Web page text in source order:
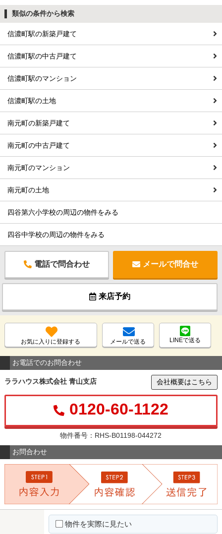
類似の条件から検索
信濃町駅の新築戸建て
信濃町駅の中古戸建て
信濃町駅のマンション
信濃町駅の土地
南元町の新築戸建て
南元町の中古戸建て
南元町のマンション
南元町の土地
四谷第六小学校の周辺の物件をみる
四谷中学校の周辺の物件をみる
電話で問合わせ メールで問合せ
来店予約
お気に入りに登録する メールで送る LINEで送る
お電話でのお問合わせ
ララハウス株式会社 青山支店 会社概要はこちら
0120-60-1122
物件番号：RHS-B01198-044272
お問合わせ
物件を実際に見たい